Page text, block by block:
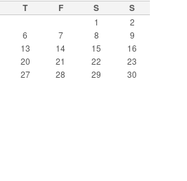
T F S S
1
2
6 7 8
9
13 14 15
16
20 21 22
23
27 28 29
30